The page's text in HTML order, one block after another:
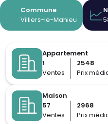
Commune
Villiers-le-Mahieu
Appartement
1
Ventes
2548
Prix
Maison
57
Ventes
2968
Prix